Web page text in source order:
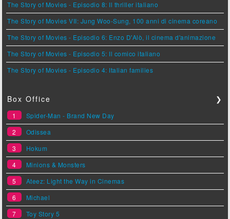
The Story of Movies - Episodio 8: Il thriller italiano
The Story of Movies VII: Jung Woo-Sung, 100 anni di cinema coreano
The Story of Movies - Episodio 6: Enzo D'Alò, il cinema d'animazione
The Story of Movies - Episodio 5: Il comico italiano
The Story of Movies - Episodio 4: Italian families
Box Office ❯
1
Spider-Man - Brand New Day
2
Odissea
3
Hokum
4
Minions & Monsters
5
Ateez: Light the Way in Cinemas
6
Michael
7
Toy Story 5